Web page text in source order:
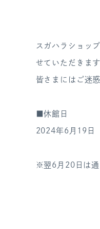
スガハラショッ
せていただきま
皆さまにはご迷
■休館日
2024年6月19日
※翌6月20日は通